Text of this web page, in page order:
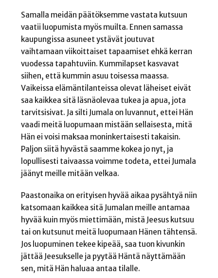
Samalla meidän päätöksemme vastata kutsuun
vaatii luopumista myös muilta. Ennen samassa
kaupungissa asuneet ystävät joutuvat
vaihtamaan viikoittaiset tapaamiset ehkä kerran
vuodessa tapahtuviin. Kummilapset kasvavat
siihen, että kummin asuu toisessa maassa.
Vaikeissa elämäntilanteissa olevat läheiset eivät
saa kaikkea sitä läsnäolevaa tukea ja apua, jota
tarvitsisivat. Ja silti Jumala on luvannut, ettei Hän
vaadi meitä luopumaan mistään sellaisesta, mitä
Hän ei voisi maksaa moninkertaisesti takaisin.
Paljon siitä hyvästä saamme kokea jo nyt, ja
lopullisesti taivaassa voimme todeta, ettei Jumala
jäänyt meille mitään velkaa.
Paastonaika on erityisen hyvää aikaa pysähtyä niin
katsomaan kaikkea sitä Jumalan meille antamaa
hyvää kuin myös miettimään, mistä Jeesus kutsuu
tai on kutsunut meitä luopumaan Hänen tähtensä.
Jos luopuminen tekee kipeää, saa tuon kivunkin
jättää Jeesukselle ja pyytää Häntä näyttämään
sen, mitä Hän haluaa antaa tilalle.